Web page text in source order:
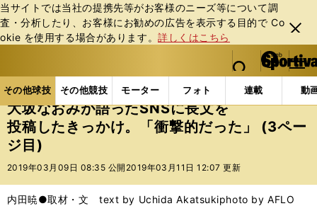
当サイトでは当社の提携先等がお客様のニーズ等について調
査・分析したり、お客様にお勧めの広告を表⽰する⽬的で Co
okie を使⽤する場合があります。詳しくはこちら
閉じ
る
web Sportiva (webスポルティーバ)
検索
マイペ
ー
ジ
メニュ
その他球技 その他競技 モーター フォト 連載 動
ス
ポ
ル
テ
ー
バ
その他球技の記事一覧 テニス 大坂なおみが語った
大坂なおみが語ったSNSに長文を
投稿したきっかけ。「衝撃的だった」 (3ペー
ジ目)
2019年03月09日 08:35 公開 2019年03月11日 12:07 更新
内田暁●取材・文 text by Uchida Akatsukiphoto by AFLO